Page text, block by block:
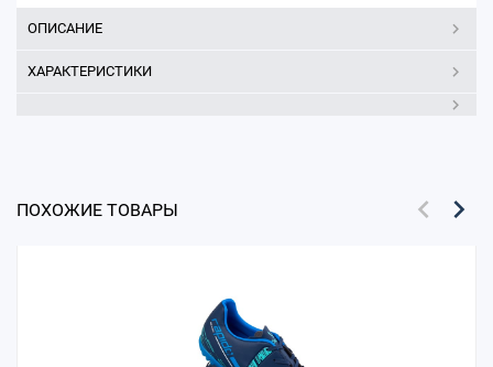
ОПИСАНИЕ
ХАРАКТЕРИСТИКИ
ПОХОЖИЕ ТОВАРЫ